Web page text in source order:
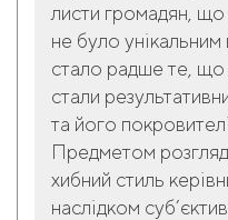
листи громадян, що
не було
стало радше те, що
стали
та його
Предметом
хибний стиль
наслідком